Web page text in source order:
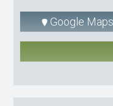
Google Maps